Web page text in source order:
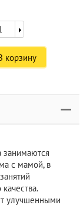
корзину
занимаются
с мамой, в
улучшенными